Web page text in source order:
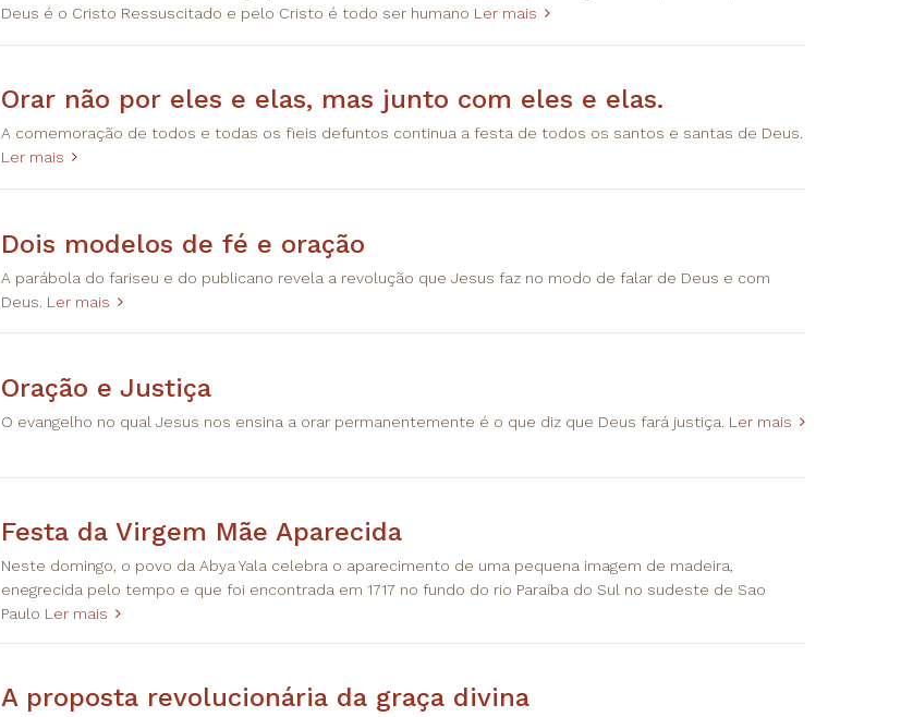
Deus é o Cristo Ressuscitado e pelo Cristo é todo ser humano Ler mais
Orar não por eles e elas, mas junto com eles e elas.
A comemoração de todos e todas os fieis defuntos continua a festa de todos os santos e santas de Deus.
Ler mais
Dois modelos de fé e oração
A parábola do fariseu e do publicano revela a revolução que Jesus faz no modo de falar de Deus e com
Deus. Ler mais
Oração e Justiça
O evangelho no qual Jesus nos ensina a orar permanentemente é o que diz que Deus fará justiça. Ler mais
Festa da Virgem Mãe Aparecida
Neste domingo, o povo da Abya Yala celebra o aparecimento de uma pequena imagem de madeira,
enegrecida pelo tempo e que foi encontrada em 1717 no fundo do rio Paraíba do Sul no sudeste de Sao
Paulo Ler mais
A proposta revolucionária da graça divina